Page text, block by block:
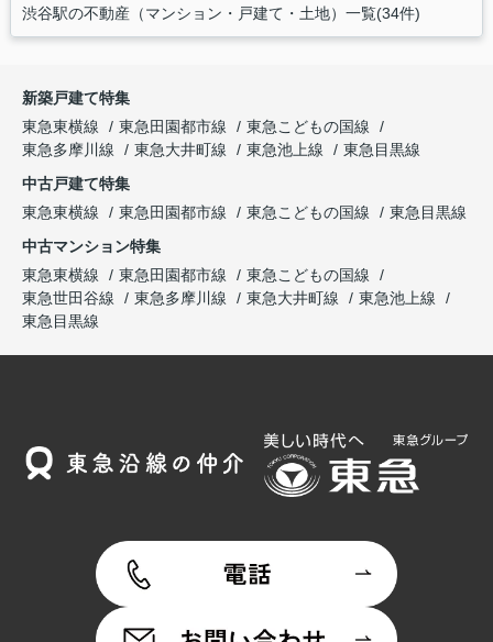
渋谷駅の不動産（マンション・戸建て・土地）一覧(34件)
新築戸建て特集
東急東横線
東急田園都市線
東急こどもの国線
東急多摩川線
東急大井町線 東急池上線
東急目黒線
中古戸建て特集
東急東横線
東急田園都市線 東急こどもの国線
東急目黒線
中古マンション特集
東急東横線
東急田園都市線
東急こどもの国線
東急世田谷線
東急多摩川線 東急大井町線
東急池上線
東急目黒線